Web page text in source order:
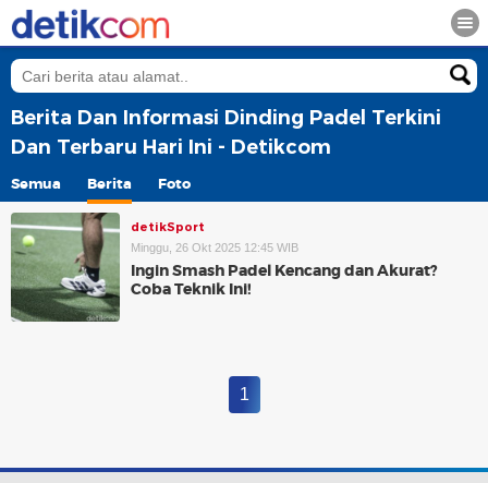
Berita Dan Informasi Dinding Padel Terkini
Dan Terbaru Hari Ini - Detikcom
Semua Berita Foto
detikSport
Minggu, 26 Okt 2025 12:45 WIB
Ingin Smash Padel Kencang dan Akurat?
Coba Teknik Ini!
1